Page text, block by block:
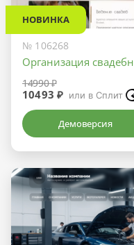
НОВИНКА
№ 106268
Организация
14990 ₽
10493 ₽ или в Сплит
Демоверсия